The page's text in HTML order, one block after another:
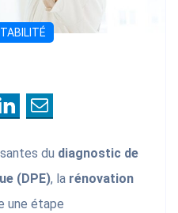
du diagnostic de
(DPE), la rénovation
une étape